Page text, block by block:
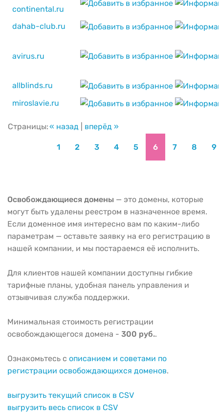
continental.ru
dahab-club.ru
avirus.ru
allblinds.ru
miroslavie.ru
Страницы:« назад вперёд »
1 2 3 4 5 6 7 8 9
Освобождающиеся домены — это домены, которые
могут быть удалены реестром в назначенное время.
Если доменное имя интересно вам по каким-либо
параметрам — оставьте заявку на его регистрацию в
нашей компании, и мы постараемся её исполнить.
Для клиентов нашей компании доступны гибкие
тарифные планы, удобная панель управления и
отзывчивая служба поддержки.
Минимальная стоимость регистрации
освобождающегося домена - 300 руб..
Ознакомьтесь с описанием и советами по
регистрации освобождающихся доменов.
выгрузить текущий список в CSV
выгрузить весь список в CSV